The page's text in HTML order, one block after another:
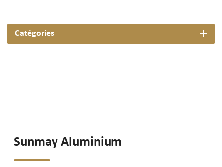
Catégories
Sunmay Aluminium